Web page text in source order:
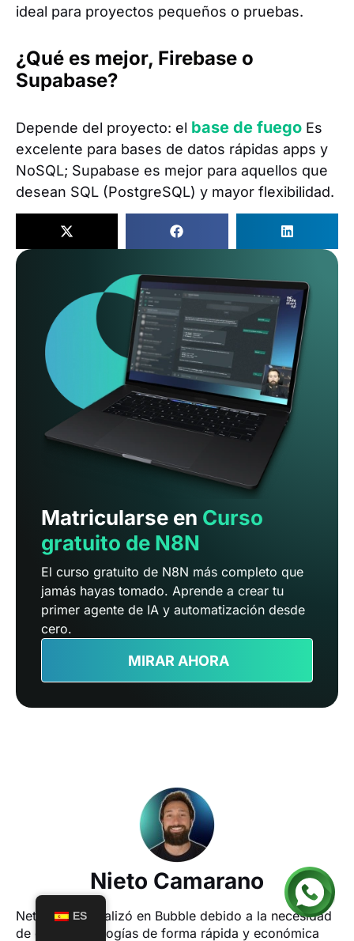
ideal para proyectos pequeños o pruebas.
¿Qué es mejor, Firebase o
Supabase?
Depende del proyecto: el base de fuego Es
excelente para bases de datos rápidas apps y
NoSQL; Supabase es mejor para aquellos que
desean SQL (PostgreSQL) y mayor flexibilidad.
Matricularse en Curso
gratuito de N8N
El curso gratuito de N8N más completo que
jamás hayas tomado. Aprende a crear tu
primer agente de IA y automatización desde
cero.
MIRAR AHORA
Nieto Camarano
Neto se especializó en Bubble debido a la necesidad
de crear tecnologías de forma rápida y económica
ES